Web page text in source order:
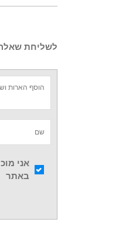
לשליחת שאלה
אני
באתר